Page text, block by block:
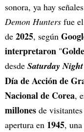
sonora, ya hay
Demon Hunters fue
de 2025, según
interpretaron "
desde Saturday
Día de Acción de
Nacional de Corea,
millones de
apertura en 1945,